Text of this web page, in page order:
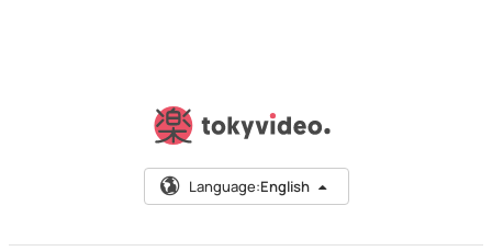
Language:English